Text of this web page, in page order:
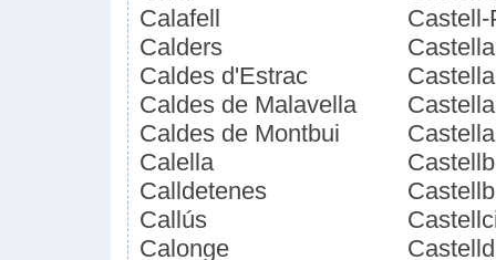
Calafell
Calders
Caldes d'Estrac
Caldes de Malavella
Caldes de Montbui
Calella
Calldetenes
Callús
Calonge